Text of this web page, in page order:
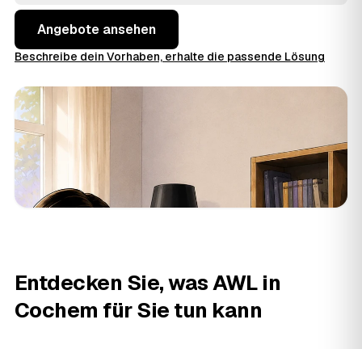
Angebot heraus, statt sich auf den erstbesten Betrieb
zu verlassen.
Angebote ansehen
Beschreibe dein Vorhaben, erhalte die passende Lösung
Entdecken Sie, was AWL in
Cochem für Sie tun kann